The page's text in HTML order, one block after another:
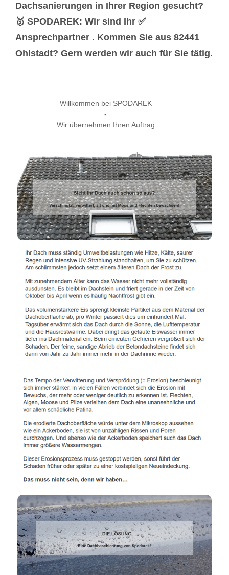
Dachsanierungen in Ihrer Region gesucht?
🥇 SPODAREK: Wir sind Ihr ✅
Ansprechpartner . Kommen Sie aus 82441
Ohlstadt? Gern werden wir auch für Sie tätig.
Willkommen bei SPODAREK
-
Wir übernehmen Ihren Auftrag